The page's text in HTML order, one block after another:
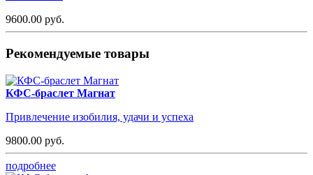
9600.00 руб.
Рекомендуемые товары
КФС-браслет Магнат
Привлечение изобилия, удачи и успеха
9800.00 руб.
подробнее